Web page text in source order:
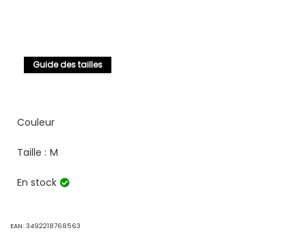
Guide des tailles
Couleur
Taille : M
En stock
EAN: 3492218768563